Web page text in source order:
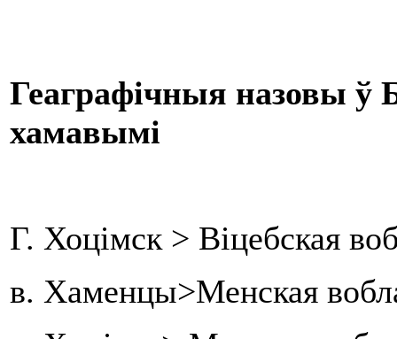
Геаграфічныя назовы ў
хамавымі
Г. Хоцімск > Віцебская
в. Хаменцы>Менская